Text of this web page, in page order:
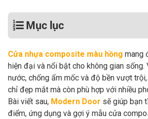
Mục lục
Cửa nhựa composite màu hồng mang
hiện đại và nổi bật cho không gian
nước, chống ẩm mốc và độ bền vượt
chỉ đẹp mắt mà còn phù hợp với nhiều
Bài viết sau, Modern Door sẽ giúp bạn
điểm, ứng dụng và gợi ý mẫu cửa